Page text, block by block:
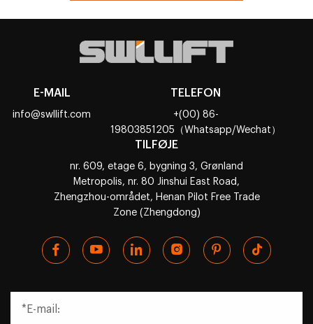
E-MAIL
info@swllift.com
TELEFON
+(00) 86-
19803851205（Whatsapp/Wechat）
TILFØJE
nr. 609, etage 6, bygning 3, Grønland
Metropolis, nr. 80 Jinshui East Road,
Zhengzhou-området, Henan Pilot Free Trade
Zone (Zhengdong)